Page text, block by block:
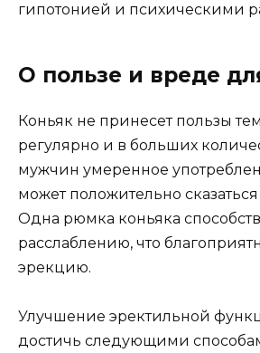
гипотонией и психическими
О пользе и вреде
Коньяк не принесет пользы
регулярно и в больших
мужчин умеренное
может положительно
Одна рюмка коньяка
расслаблению, что
эрекцию.
Улучшение эректильной
достичь следующими